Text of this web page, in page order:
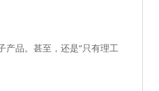
产品。甚至，还是“只有理工